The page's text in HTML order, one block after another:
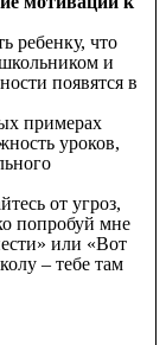
ребенку, что
и
появятся в
примерах
уроков,
от угроз,
попробуй мне
или «Вот
– тебе там